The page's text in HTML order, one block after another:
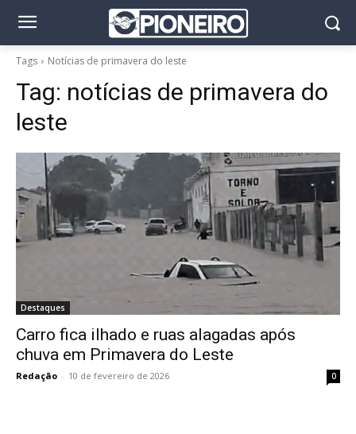
Tags Notícias de primavera do leste
Tag: notícias de primavera do
leste
Destaques
Carro fica ilhado e ruas alagadas após
chuva em Primavera do Leste
Redação - 10 de fevereiro de 2026 0